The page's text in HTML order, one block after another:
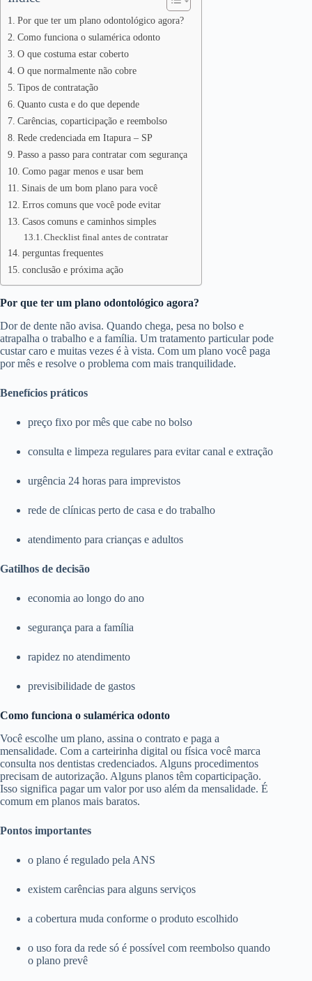
Por que ter um plano odontológico agora?
Como funciona o sulamérica odonto
O que costuma estar coberto
O que normalmente não cobre
Tipos de contratação
Quanto custa e do que depende
Carências, coparticipação e reembolso
Rede credenciada em Itapura – SP
Passo a passo para contratar com segurança
Como pagar menos e usar bem
Sinais de um bom plano para você
Erros comuns que você pode evitar
Casos comuns e caminhos simples
Checklist final antes de contratar
perguntas frequentes
conclusão e próxima ação
Por que ter um plano odontológico agora?
Dor de dente não avisa. Quando chega, pesa no bolso e
atrapalha o trabalho e a família. Um tratamento particular pode
custar caro e muitas vezes é à vista. Com um plano você paga
por mês e resolve o problema com mais tranquilidade.
Benefícios práticos
preço fixo por mês que cabe no bolso
consulta e limpeza regulares para evitar canal e extração
urgência 24 horas para imprevistos
rede de clínicas perto de casa e do trabalho
atendimento para crianças e adultos
Gatilhos de decisão
economia ao longo do ano
segurança para a família
rapidez no atendimento
previsibilidade de gastos
Como funciona o sulamérica odonto
Você escolhe um plano, assina o contrato e paga a
mensalidade. Com a carteirinha digital ou física você marca
consulta nos dentistas credenciados. Alguns procedimentos
precisam de autorização. Alguns planos têm coparticipação.
Isso significa pagar um valor por uso além da mensalidade. É
comum em planos mais baratos.
Pontos importantes
o plano é regulado pela ANS
existem carências para alguns serviços
a cobertura muda conforme o produto escolhido
o uso fora da rede só é possível com reembolso quando
o plano prevê